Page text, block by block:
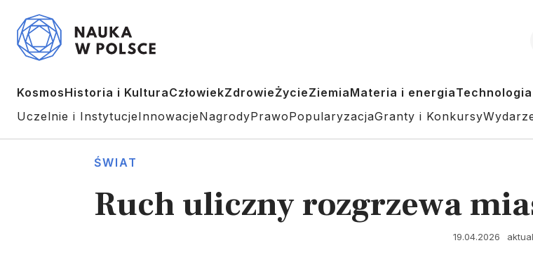
KosmosHistoria i KulturaCzłowiekZdrowieŻycieZiemiaMateria i energiaTechnologia
Uczelnie i InstytucjeInnowacjeNagrodyPrawoPopularyzacjaGranty i Konkursy
ŚWIAT
Ruch uliczny rozgrzewa
19.04.2026